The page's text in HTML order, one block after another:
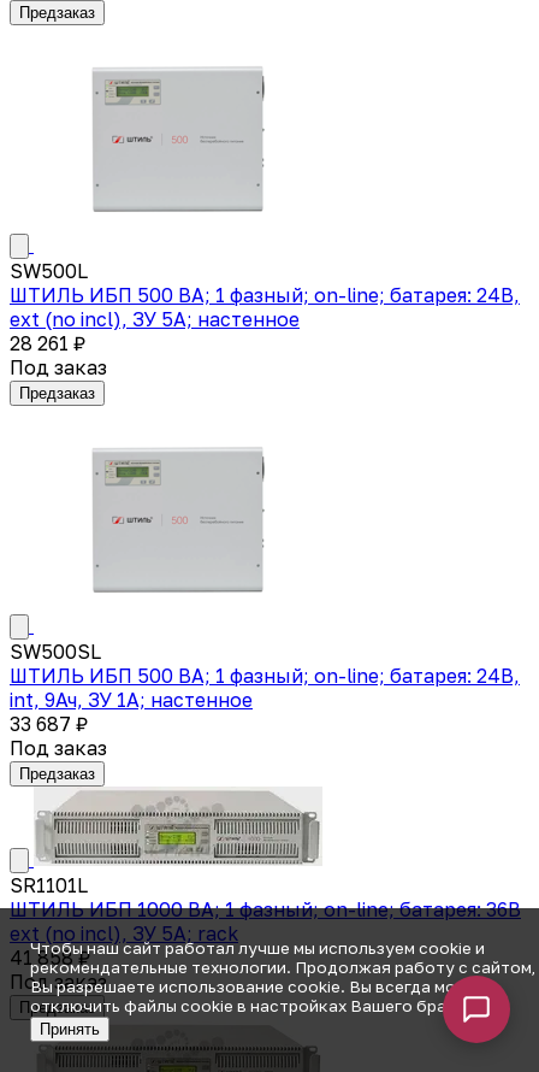
Предзаказ
SW500L
ШТИЛЬ ИБП 500 ВА; 1 фазный; on-line; батарея: 24В,
ext (no incl), ЗУ 5А; настенное
28 261 ₽
Под заказ
Предзаказ
SW500SL
ШТИЛЬ ИБП 500 ВА; 1 фазный; on-line; батарея: 24В,
int, 9Ач, ЗУ 1А; настенное
33 687 ₽
Под заказ
Предзаказ
SR1101L
ШТИЛЬ ИБП 1000 ВА; 1 фазный; on-line; батарея: 36В
ext (no incl), ЗУ 5А; rack
41 858 ₽
Под заказ
Предзаказ
Чтобы наш сайт работал лучше мы используем cookie и
рекомендательные технологии. Продолжая работу с сайтом,
Вы разрешаете использование cookie. Вы всегда можете
отключить файлы cookie в настройках Вашего браузера.
Принять